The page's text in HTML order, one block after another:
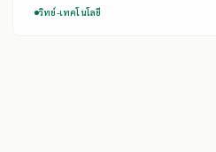
วิทย์-เทคโนโลยี